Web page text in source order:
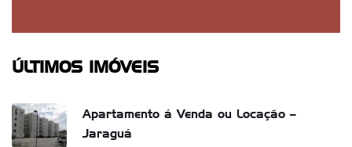
ÚLTIMOS IMÓVEIS
Apartamento á Venda ou Locação –
Jaraguá